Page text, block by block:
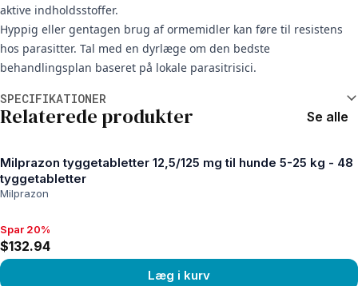
aktive indholdsstoffer.
Hyppig eller gentagen brug af ormemidler kan føre til resistens
hos parasitter. Tal med en dyrlæge om den bedste
behandlingsplan baseret på lokale parasitrisici.
SPECIFIKATIONER
Relaterede produkter Se alle
Milprazon tyggetabletter 12,5/125 mg til hunde 5-25 kg - 48
tyggetabletter
Milprazon
Spar 20%, $132.94
Spar 20%
$132.94
Læg i kurv